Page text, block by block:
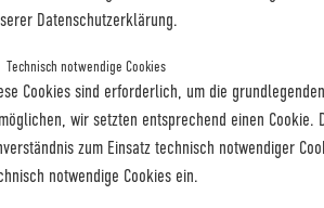
Datenschutzerklärung.
Technisch notwendige Cookies
Cookies sind erforderlich, um die
wir setzten entsprechend einen
zum Einsatz technisch notwendiger
notwendige Cookies ein.